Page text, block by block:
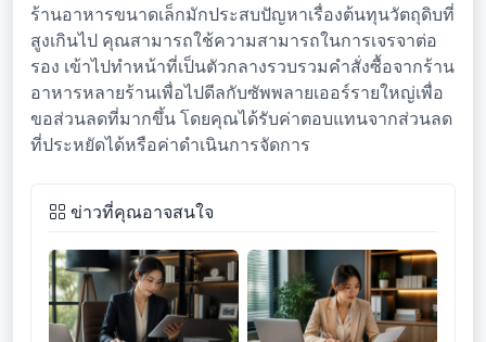
ร้านอาหารขนาดเล็กมักประสบปัญหาเรื่องต้นทุนวัตถุดิบที่
สูงเกินไป คุณสามารถใช้ความสามารถในการเจรจาต่อ
รอง เข้าไปทำหน้าที่เป็นตัวกลางรวบรวมคำสั่งซื้อจากร้าน
อาหารหลายร้านเพื่อไปดีลกับซัพพลายเออร์รายใหญ่เพื่อ
ขอส่วนลดที่มากขึ้น โดยคุณได้รับค่าตอบแทนจากส่วนลด
ที่ประหยัดได้หรือค่าดำเนินการจัดการ
ข่าวที่คุณอาจสนใจ